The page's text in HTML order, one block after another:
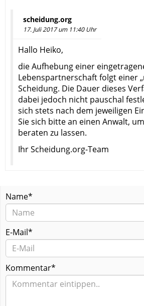
scheidung.org
17. Juli 2017 um 11:40 Uhr
Hallo Heiko,
die Aufhebung einer
Lebenspartnerschaft folgt einer
Scheidung. Die Dauer dieses
dabei jedoch nicht pauschal
sich stets nach dem jeweiligen
Sie sich bitte an einen Anwalt,
beraten zu lassen.
Ihr Scheidung.org-Team
Name*
E-Mail*
Kommentar*